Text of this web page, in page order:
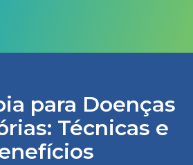
para Doenças
Técnicas e